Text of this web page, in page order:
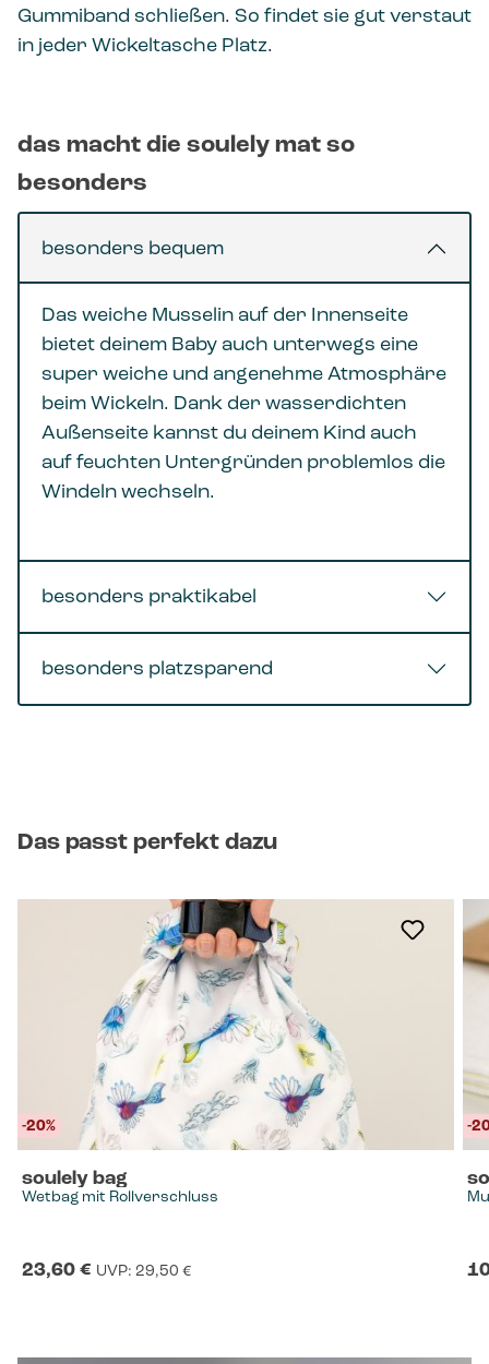
Gummiband schließen. So findet sie gut verstaut
in jeder Wickeltasche Platz.
das macht die soulely mat so
besonders
besonders bequem
Das weiche Musselin auf der Innenseite
bietet deinem Baby auch unterwegs eine
super weiche und angenehme Atmosphäre
beim Wickeln. Dank der wasserdichten
Außenseite kannst du deinem Kind auch
auf feuchten Untergründen problemlos die
Windeln wechseln.
besonders praktikabel
besonders platzsparend
Produktgalerie überspringen
Das passt perfekt dazu
-20%
-20%
soulely bag
Wetbag mit Rollverschluss
Verkaufspreis:
23,60 € UVP: Regulärer Preis:
29,50 €
-
-